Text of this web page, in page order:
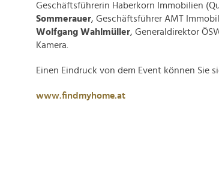
Geschäftsführerin Haberkorn Immobilien
Sommerauer, Geschäftsführer AMT
Wolfgang Wahlmüller, Generaldirektor
Kamera.
Einen Eindruck von dem Event können Sie
www.findmyhome.at